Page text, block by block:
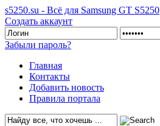
s5250.su - Всё для Samsung GT S5250
Создать аккаунт
Забыли пароль?
Главная
Контакты
Добавить новость
Правила портала